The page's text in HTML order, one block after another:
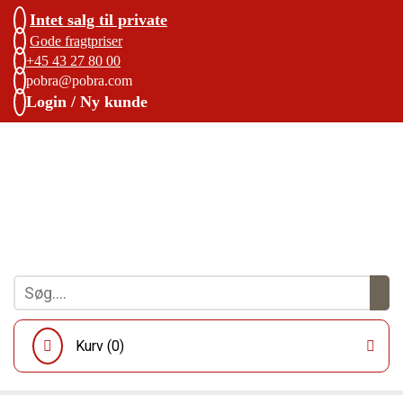
Intet salg til private
Gode fragtpriser
+45 43 27 80 00
pobra@pobra.com
Login / Ny kunde
Kurv (0)